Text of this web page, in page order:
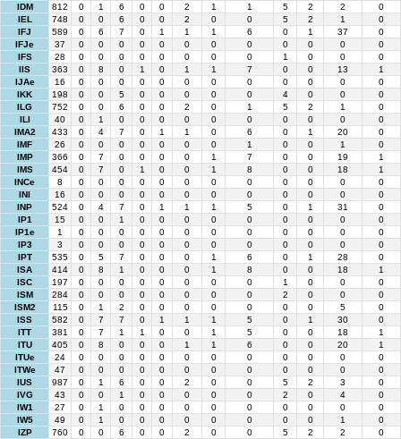
IDM
812 0 1 6 0 0 2 1 1 5 2 2
0
IEL
748 0 0 6 0 0 2 0 0 5 2 1
0
IFJ
589 0 6 7 0 1 1 1 6 0 1 37
0
IFJe
37 0 0 0 0 0 0 0 0 0 0 0
0
IFS
28 0 0 0 0 0 0 0 0 1 0 0
0
IIS
363 0 8 0 1 0 1 1 7 0 0 13
1
IJAe
16 0 0 0 0 0 0 0 0 0 0 0
0
IKK
198 0 0 5 0 0 0 0 0 4 0 0
0
ILG
752 0 0 6 0 0 2 0 1 5 2 1
0
ILI
40 0 1 0 0 0 0 0 0 0 0 0
0
IMA2
433 0 4 7 0 1 1 0 6 0 1 20
0
IMF
26 0 0 0 0 0 0 0 1 0 0 1
0
IMP
366 0 7 0 0 0 0 1 7 0 0 19
1
IMS
454 0 7 0 1 0 0 1 8 0 0 18
1
INCe
8 0 0 0 0 0 0 0 0 0 0 0
0
INI
16 0 0 0 0 0 0 0 0 0 0 0
0
INP
524 0 4 7 0 1 1 1 5 0 1 31
0
IP1
15 0 0 1 0 0 0 0 0 0 0 0
0
IP1e
1 0 0 0 0 0 0 0 0 0 0 0
0
IP3
3 0 0 0 0 0 0 0 0 0 0 0
0
IPT
535 0 5 7 0 0 0 1 6 0 1 28
0
ISA
414 0 8 1 0 0 0 1 8 0 0 18
1
ISC
197 0 0 0 0 0 0 0 0 1 0 0
0
ISM
284 0 0 0 0 0 0 0 0 2 0 0
0
ISM2
115 0 1 2 0 0 0 0 0 0 0 5
0
ISS
582 0 7 7 0 1 1 1 5 0 1 30
0
ITT
381 0 7 1 1 0 0 1 5 0 0 18
1
ITU
405 0 8 0 0 0 1 1 6 0 0 20
1
ITUe
24 0 0 0 0 0 0 0 0 0 0 0
0
ITWe
47 0 0 0 0 0 0 0 0 0 0 0
0
IUS
987 0 1 6 0 0 2 0 0 5 2 3
0
IVG
43 0 0 1 0 0 0 0 0 2 0 4
0
IW1
27 0 1 0 0 0 0 0 0 0 0 0
0
IW5
49 0 1 0 0 0 0 0 0 0 0 1
0
IZP
760 0 0 6 0 0 2 0 0 5 2 2
0